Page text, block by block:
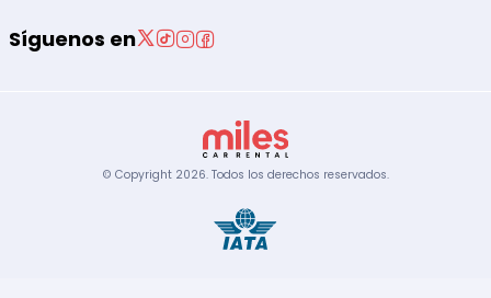
Síguenos en
© Copyright 2026. Todos los derechos reservados.